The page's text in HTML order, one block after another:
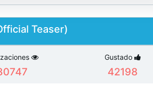
Teaser)
Gustado
42198